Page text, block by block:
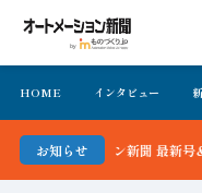
HOME インタビュー
お知らせ
ション新聞 最新号＆バックナ